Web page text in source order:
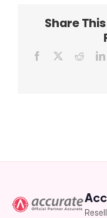
Share
Facebook Reddit